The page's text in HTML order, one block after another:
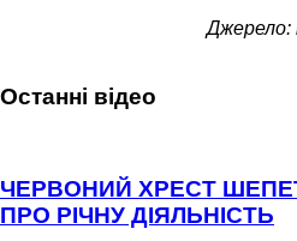
Джерело:
Останні відео
ЧЕРВОНИЙ ХРЕСТ
ПРО РІЧНУ ДІЯЛЬНІСТЬ